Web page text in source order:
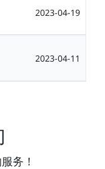
2023-04-19
2023-04-11
务！